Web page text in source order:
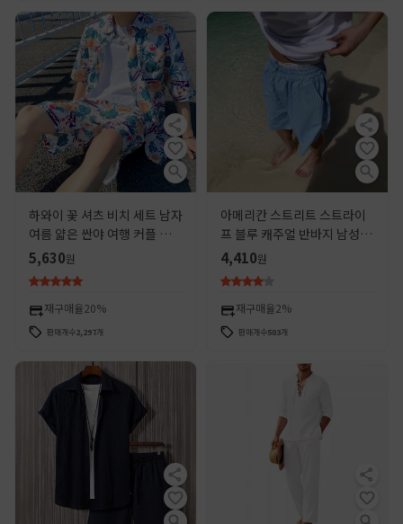
하와이 꽃 셔츠 비치 세트 남자
여름 얇은 싼야 여행 커플 해변
휴가 여행 착용
5,630원
재구매율20%
판매개수2,297개
아메리칸 스트리트 스트라이
프 블루 캐주얼 반바지 남성 여
름 트렌디 루즈 속건성 통기성
드로스트링 비치 반바지
4,410원
재구매율2%
판매개수503개